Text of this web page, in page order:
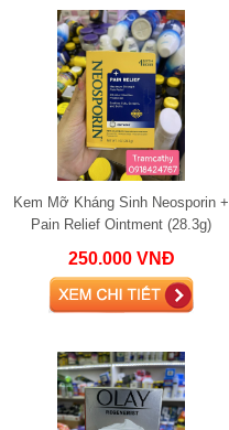
Kem Mỡ Kháng Sinh Neosporin +
Pain Relief Ointment (28.3g)
250.000 VNĐ